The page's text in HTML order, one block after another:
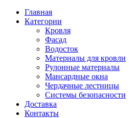
ButtonГлавная
Категории
Кровля
Фасад
Водосток
Материалы для кровли
Рулонные материалы
Мансардные окна
Чердачные лестницы
Системы безопасности
Доставка
Контакты